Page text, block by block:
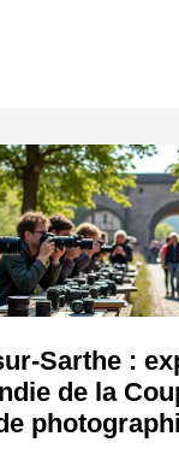
Sarthe :
de la